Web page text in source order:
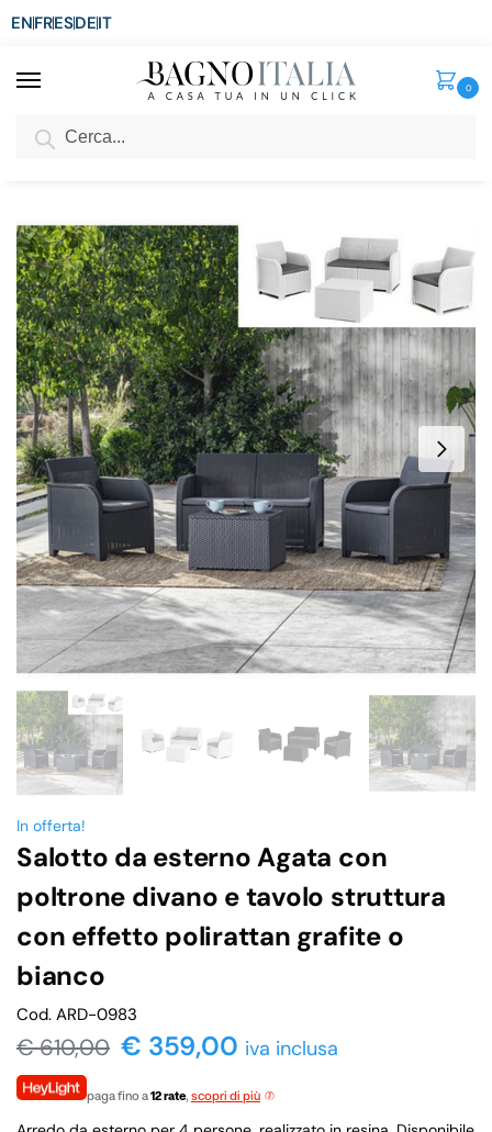
ENFRESDEIT
0
SCONTO del 3%
In offerta!
Salotto da esterno Agata con
poltrone divano e tavolo struttura
con effetto polirattan grafite o
bianco
Cod. ARD-0983
€610,00 € 359,00 iva inclusa
paga fino a12 rate, scopri di più